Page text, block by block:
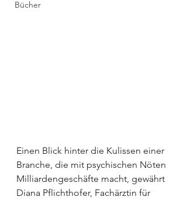
Bücher
Einen Blick hinter die Kulissen einer
Branche, die mit psychischen Nöten
Milliardengeschäfte macht, gewährt
Diana Pflichthofer, Fachärztin für